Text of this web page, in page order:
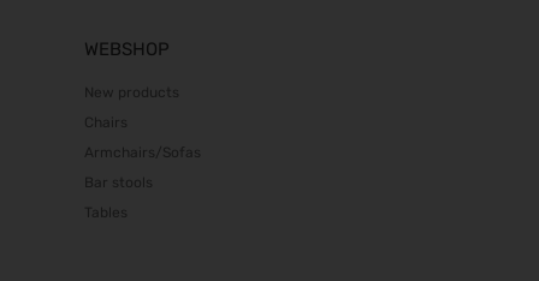
WEBSHOP
New products
Chairs
Armchairs/Sofas
Bar stools
Tables